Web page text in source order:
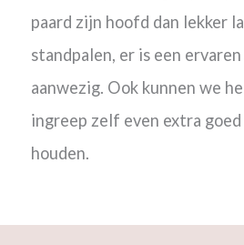
paard zijn hoofd dan lekker
standpalen, er is een
aanwezig. Ook kunnen we
ingreep zelf even extra
houden.